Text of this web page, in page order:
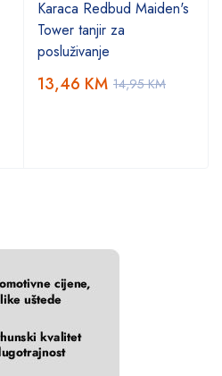
Karaca Redbud Maiden's
Tower tanjir za
posluživanje
14,95KM
13,46 KM